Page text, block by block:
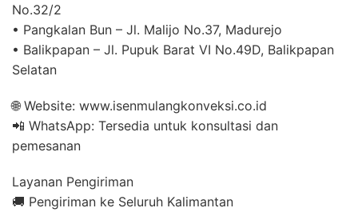
No.32/2
• Pangkalan Bun – Jl. Malijo No.37, Madurejo
• Balikpapan – Jl. Pupuk Barat VI No.49D, Balikpapan
Selatan
🌐 Website: www.isenmulangkonveksi.co.id
📲 WhatsApp: Tersedia untuk konsultasi dan
pemesanan
Layanan Pengiriman
🚚 Pengiriman ke Seluruh Kalimantan